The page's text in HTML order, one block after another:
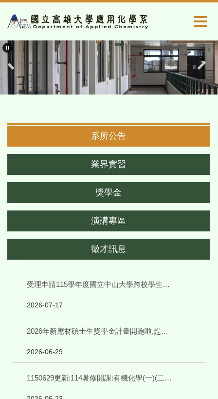
到
主
要
內
容
系所公告
業界實習
獎學金
演講專區
徵才訊息
受理申請115學年度國立中山大學跨校學生修讀輔系、雙主修相關事宜
2026-07-17
2026年新應材碩士生獎學金計畫開跑啦,趕快來申請
2026-06-29
1150629更新:114暑修開課:有機化學(一)(二),請申請校際選課並繳費